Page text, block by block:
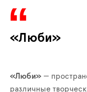
«Люби»
«Люби» —
различные